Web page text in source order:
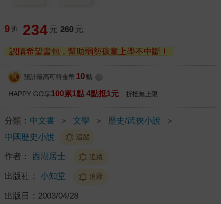
9 折 234 元 260 元
認購希望書包，幫助弱勢孩童上學不中斷！
預計最高可得金幣 10 點
HAPPY GO享100累1點 4點抵1元 折抵無上限
分類： 中文書 ＞ 文學 ＞ 歷史/武俠小說
＞
中國歷史小說
追蹤
作者： 西湖居士 追蹤
出版社： 小知堂 追蹤
出版日： 2003/04/28